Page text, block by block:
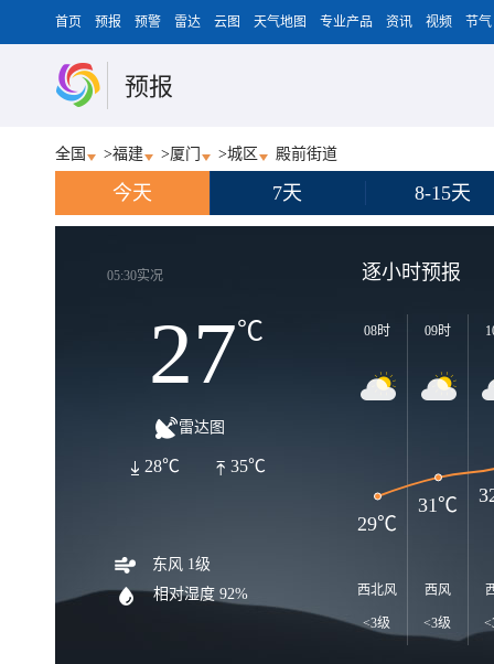
首页 预报 预警 雷达 云图 天气地图 专业产品 资讯 视频 节气
预报
全国 >福建 >厦门 >城区 殿前街道
今天 7天 8-15天
05:30实况
27℃
雷达图
35℃
28℃
东风 1级
相对湿度 92%
逐小时预报
08时
西北风
<3级
09时
西风
<3级
29℃
31℃